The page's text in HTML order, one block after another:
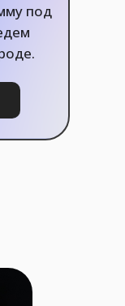
под